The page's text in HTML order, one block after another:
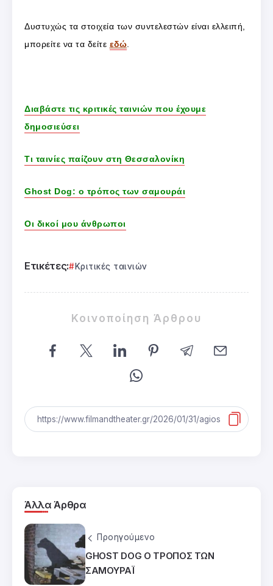
Δυστυχώς τα στοιχεία των συντελεστών είναι ελλειπή,
μπορείτε να τα δείτε εδώ
Διαβάστε τις κριτικές ταινιών που έχουμε
δημοσιεύσει
Τι ταινίες παίζουν στη Θεσσαλονίκη
Ghost Dog: ο τρόπος των σαμουράι
Οι δικοί μου άνθρωποι
Ετικέτες: Κριτικές ταινιών
Κοινοποίηση Άρθρου
Άλλα Άρθρα
Προηγούμενο
GHOST DOG Ο ΤΡΟΠΟΣ ΤΩΝ
ΣΑΜΟΥΡΑΪ